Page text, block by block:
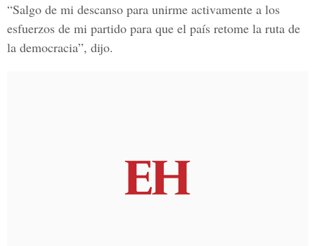
“Salgo de mi descanso para unirme activamente a los
esfuerzos de mi partido para que el país retome la ruta de
la democracia”, dijo.